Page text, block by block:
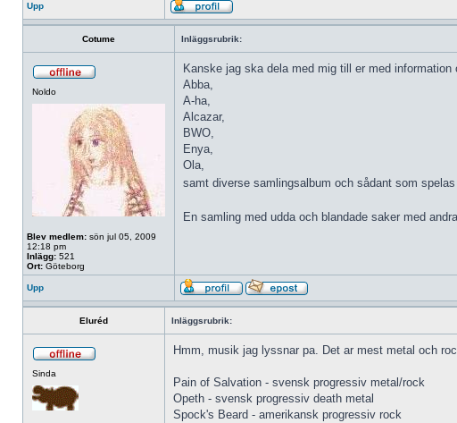
Upp
Cotume Inläggsrubrik:
Noldo
Blev medlem: sön jul 05, 2009
12:18 pm
Inlägg: 521
Ort: Göteborg
Kanske jag ska dela med mig till er med
Abba,
A-ha,
Alcazar,
BWO,
Enya,
Ola,
samt diverse samlingsalbum och sådant som
En samling med udda och blandade saker med
Upp
Eluréd Inläggsrubrik:
Sinda
Hmm, musik jag lyssnar pa. Det ar mest metal och
Pain of Salvation - svensk progressiv metal/rock
Opeth - svensk progressiv death metal
Spock's Beard - amerikansk progressiv rock